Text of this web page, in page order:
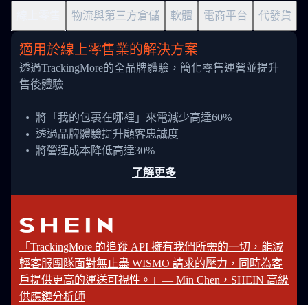
物流與第三方倉儲 軟體 電商平台 代發貨
適用於線上零售業的解決方案
透過TrackingMore的全品牌體驗，簡化零售運營並提升
售後體驗
將「我的包裹在哪裡」來電減少高達60%
透過品牌體驗提升顧客忠誠度
將營運成本降低高達30%
了解更多
「TrackingMore 的追蹤 API 擁有我們所需的一切，能減
輕客服團隊面對無止盡 WISMO 請求的壓力，同時為客
戶提供更高的運送可視性。」— Min Chen，SHEIN 高級
供應鏈分析師